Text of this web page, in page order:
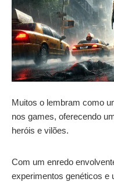
Muitos o lembram como
nos games, oferecendo
heróis e vilões.
Com um enredo
experimentos genéticos e